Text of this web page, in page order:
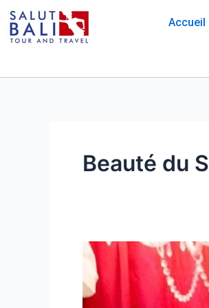
Skip
to
content
Accueil
Beauté du
Les
charmes
de